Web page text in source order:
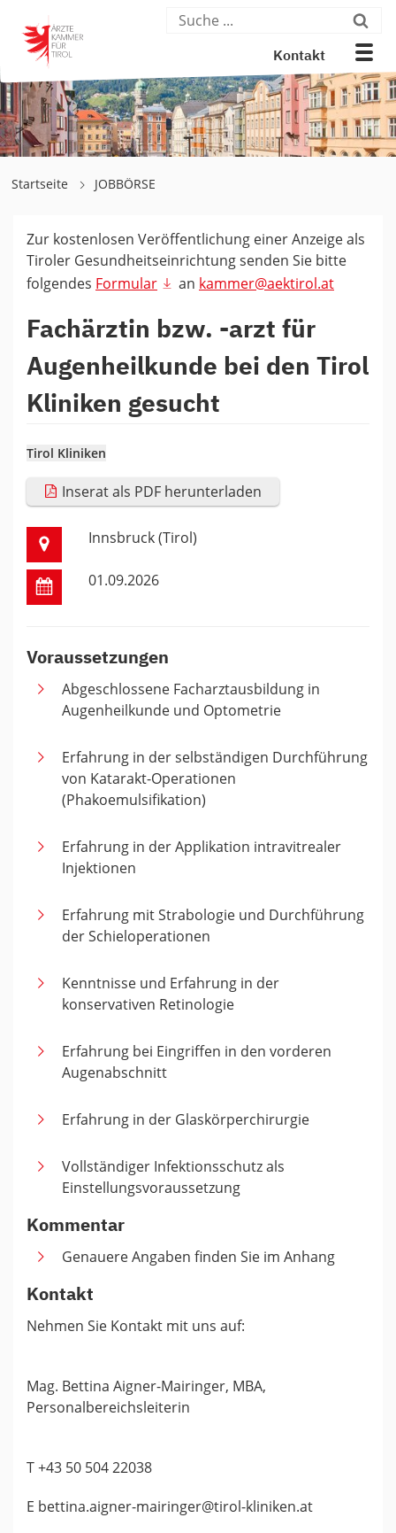
Kontakt
Startseite JOBBÖRSE
Zur kostenlosen Veröffentlichung einer Anzeige als
Tiroler Gesundheitseinrichtung senden Sie bitte
folgendes Formular an kammer@aektirol.at
Fachärztin bzw. -arzt für
Augenheilkunde bei den Tirol
Kliniken gesucht
Tirol Kliniken
Inserat als PDF herunterladen
Innsbruck (Tirol)
01.09.2026
Voraussetzungen
Abgeschlossene Facharztausbildung in
Augenheilkunde und Optometrie
Erfahrung in der selbständigen Durchführung
von Katarakt-Operationen
(Phakoemulsifikation)
Erfahrung in der Applikation intravitrealer
Injektionen
Erfahrung mit Strabologie und Durchführung
der Schieloperationen
Kenntnisse und Erfahrung in der
konservativen Retinologie
Erfahrung bei Eingriffen in den vorderen
Augenabschnitt
Erfahrung in der Glaskörperchirurgie
Vollständiger Infektionsschutz als
Einstellungsvoraussetzung
Kommentar
Genauere Angaben finden Sie im Anhang
Kontakt
Nehmen Sie Kontakt mit uns auf:
Mag. Bettina Aigner-Mairinger, MBA,
Personalbereichsleiterin
T +43 50 504 22038
E bettina.aigner-mairinger@tirol-kliniken.at